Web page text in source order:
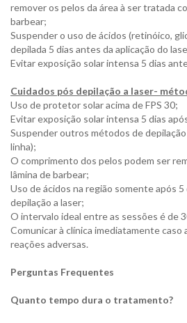
remover os pelos da área à ser tratada
barbear;
Suspender o uso de ácidos (retinóico,
depilada 5 dias antes da aplicação do
Evitar exposição solar intensa 5 dias
Cuidados pós depilação a laser-
Uso de protetor solar acima de FPS 30;
Evitar exposição solar intensa 5 dias
Suspender outros métodos de
linha);
O comprimento dos pelos podem ser
lâmina de barbear;
Uso de ácidos na região somente após 5
depilação a laser;
O intervalo ideal entre as sessões é de
Comunicar à clínica imediatamente
reações adversas.
Perguntas Frequentes
Quanto tempo dura o tratamento?